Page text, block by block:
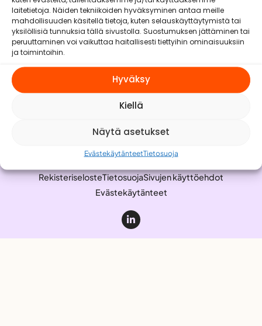
laitetietoja. Näiden tekniikoiden hyväksyminen antaa meille
mahdollisuuden käsitellä tietoja, kuten selauskäyttäytymistä tai
yksilöllisiä tunnuksia tällä sivustolla. Suostumuksen jättäminen tai
peruuttaminen voi vaikuttaa haitallisesti tiettyihin ominaisuuksiin
ja toimintoihin.
Hyväksy
Kiellä
Näytä asetukset
EvästekäytänteetTietosuoja
Oivaraportit
Brändit
Vastuullisuus
Meistä
RekisteriselosteTietosuojaSivujen käyttöehdot
Evästekäytänteet